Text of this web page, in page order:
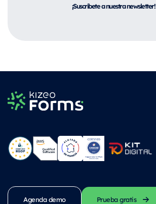
¡Suscríbete a nuestra newsletter!
Agenda demo Prueba gratis